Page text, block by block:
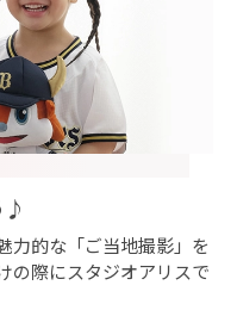
♪
力的な「ご当地撮影」を
の際にスタジオアリスで